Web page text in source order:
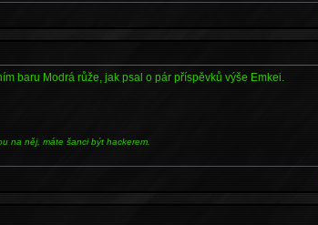
baru Modrá růže, jak psal o pár příspěvků výše Emkei.
na něj, máte šanci být hackerem.